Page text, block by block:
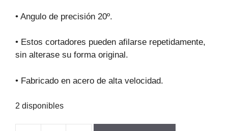
original
$373.637.
actual
$336.273.
• Angulo de precisión 20º.
• Estos cortadores pueden afilarse repetidamente,
sin alterase su forma original.
• Fabricado en acero de alta velocidad.
2 disponibles